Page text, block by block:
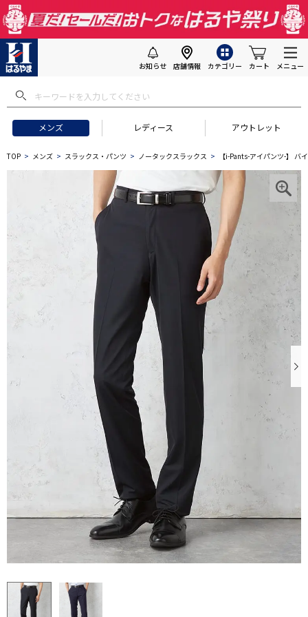
お知らせ 店舗情報 カテゴリー カート メニュー
メンズ レディース アウトレット
TOP メンズ スラックス・パンツ ノータックスラックス 【i-Pants-アイパンツ-】